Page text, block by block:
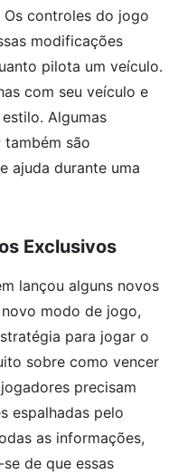
Os controles do jogo
modificações
pilota um veículo.
com seu veículo e
Algumas
também são
ajuda durante uma
Exclusivos
lançou alguns novos
modo de jogo,
para jogar o
sobre como vencer
precisam
espalhadas pelo
as informações,
de que essas